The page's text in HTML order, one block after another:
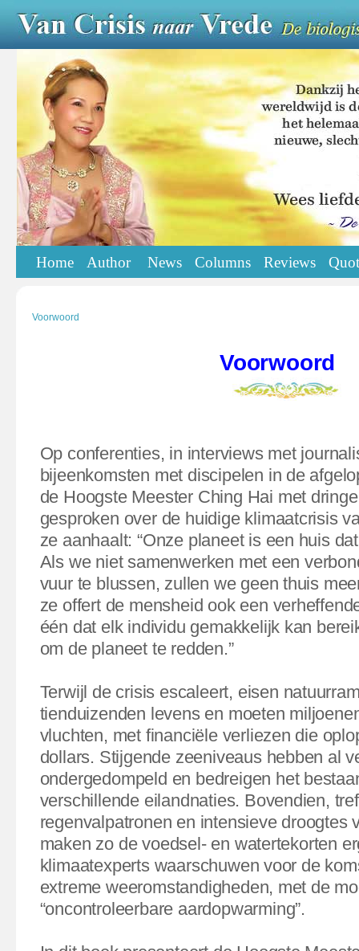
Home Author News Columns Reviews
Voorwoord
Voorwoord
Op conferenties, in interviews met
bijeenkomsten met discipelen in de
de Hoogste Meester Ching Hai met
gesproken over de huidige klimaatcrisis
ze aanhaalt: “Onze planeet is een huis
Als we niet samenwerken met een
vuur te blussen, zullen we geen thuis
ze offert de mensheid ook een
één dat elk individu gemakkelijk kan
om de planeet te redden.”
Terwijl de crisis escaleert, eisen
tienduizenden levens en moeten
vluchten, met financiële verliezen die
dollars. Stijgende zeeniveaus hebben al
ondergedompeld en bedreigen het
verschillende eilandnaties. Bovendien,
regenvalpatronen en intensieve droogtes
maken zo de voedsel- en watertekorten
klimaatexperts waarschuwen voor de
extreme weeromstandigheden, met de
“oncontroleerbare aardopwarming”.